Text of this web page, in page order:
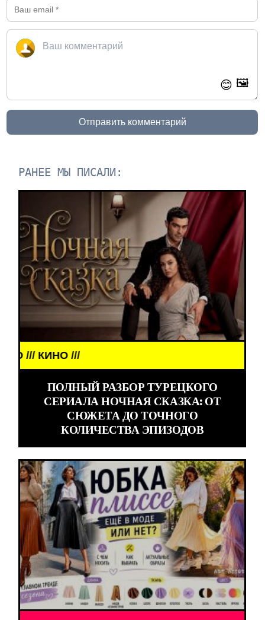
😊 🖼️
Отправить комментарий
РАНЕЕ МЫ ПИСАЛИ:
КИНО ///
ПОЛНЫЙ РАЗБОР ТУРЕЦКОГО
СЕРИАЛА НОЧНАЯ СКАЗКА: ОТ
СЮЖЕТА ДО ТОЧНОГО
КОЛИЧЕСТВА ЭПИЗОДОВ